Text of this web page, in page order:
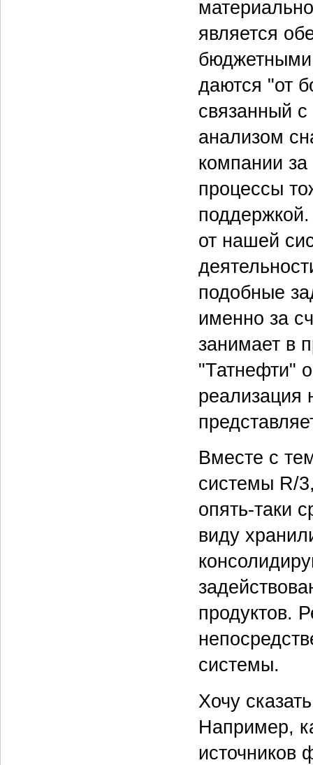
является
даются "от
связанный с
анализом
компании
процессы
от нашей
подобные
именно за
занимает в
"Татнефти"
Вместе с
системы R/
опять-таки
виду
продуктов.
системы.
Хочу
Например,
источников